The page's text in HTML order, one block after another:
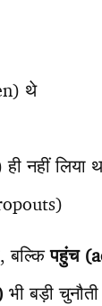
थे
नहीं लिया
बल्किपहुंच
भी बड़ी